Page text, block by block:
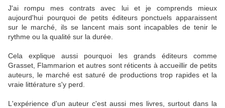
J'ai rompu mes contrats avec lui et je comprends mieux
aujourd'hui pourquoi de petits éditeurs ponctuels apparaissent
sur le marché, ils se lancent mais sont incapables de tenir le
rythme ou la qualité sur la durée.
Cela explique aussi pourquoi les grands éditeurs comme
Grasset, Flammarion et autres sont réticents à accueillir de petits
auteurs, le marché est saturé de productions trop rapides et la
vraie littérature s'y perd.
L'expérience d'un auteur c'est aussi mes livres, surtout dans la